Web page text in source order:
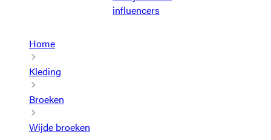
influencers
Home
Kleding
Broeken
Wijde broeken